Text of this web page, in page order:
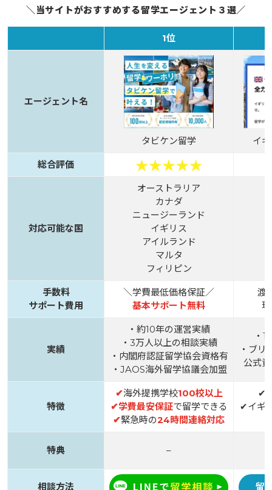
＼当サイトがおすすめする留学エージェント３選／
1位
エージェント名
タビケン留学 イ
総合評価
対応可能な国
オーストラリア
カナダ
ニュージーランド
イギリス
アイルランド
マルタ
フィリピン
手数料
サポート費用
＼学費最低価格保証／
基本サポート無料
渡
実績
・約10年の運営実績
・3万人以上の相談実績
・内閣府認証留学協会資格有
・JAOS海外留学協議会加盟
・
・ブリ
公式
特徴
✔海外提携学校100校以上
✔学費最安保証で留学できる
✔緊急時の24時間連絡対応
✔
✔イギ
特典 –
相談方法 留